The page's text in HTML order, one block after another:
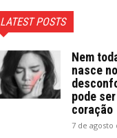
LATEST POSTS
Nem
nasce
pode
coração
7 de agosto